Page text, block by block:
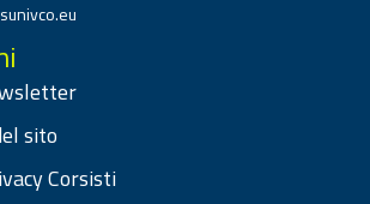
sito
Corsisti